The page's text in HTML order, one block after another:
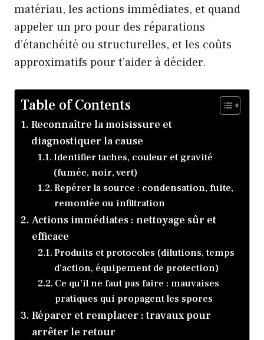
matériau, les actions immédiates, et quand
appeler un pro pour des réparations
d’étanchéité ou structurelles, et les coûts
approximatifs pour t’aider à décider.
Table of Contents
Reconnaître la moisissure et
diagnostiquer la cause
Identifier taches, couleur et gravité
(fumée, noir, vert)
Repérer la source : condensation, fuite,
remontée ou infiltration
Actions immédiates : nettoyage sûr et
efficace
Produits et protocoles (dilutions, temps
d’action, équipement de protection)
Ce qu’il ne faut pas faire : mauvaises
pratiques qui propagent les spores
Réparer et remplacer : travaux pour
arrêter le retour